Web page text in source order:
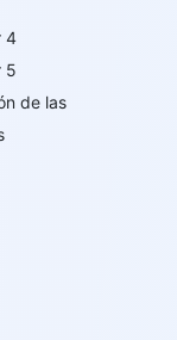
4
5
de las